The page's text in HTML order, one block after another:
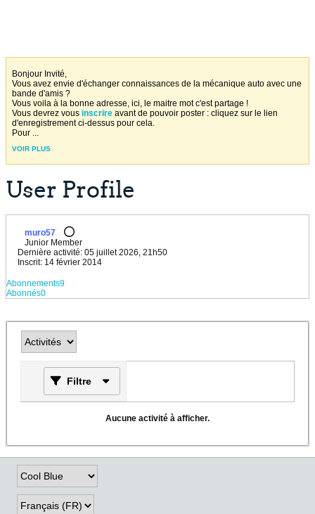
Bonjour Invité,
Vous avez envie d'échanger connaissances de la mécanique auto avec une
bande d'amis ?
Vous voila à la bonne adresse, ici, le maitre mot c'est partage !
Vous devrez vous inscrire avant de pouvoir poster : cliquez sur le lien
d'enregistrement ci-dessus pour cela.
Pour ...
VOIR PLUS
User Profile
muro57
Junior Member
Dernière activité: 05 juillet 2026, 21h50
Inscrit: 14 février 2014
Abonnements9
Abonnés0
Filtre
Aucune activité à afficher.